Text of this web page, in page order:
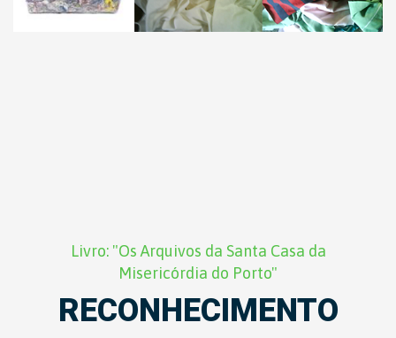
Livro: "Os Arquivos da Santa Casa da
Misericórdia do Porto"
RECONHECIMENTO